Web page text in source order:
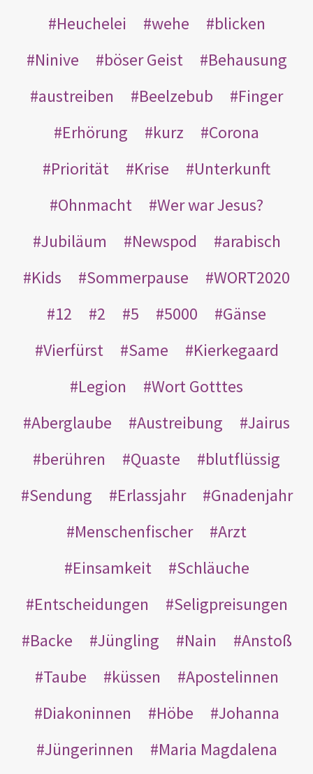
Heuchelei wehe
blicken
Ninive
böser Geist
Behausung
austreiben
Beelzebub
Finger
Erhörung
kurz
Corona
Priorität
Krise
Unterkunft
Ohnmacht
Wer war Jesus?
Jubiläum
Newspod
arabisch
Kids
Sommerpause
WORT2020
12
2 5 5000
Gänse
Vierfürst
Same
Kierkegaard
Legion
Wort Gotttes
Aberglaube
Austreibung
Jairus
berühren
Quaste
blutflüssig
Sendung
Erlassjahr
Gnadenjahr
Menschenfischer
Arzt
Einsamkeit
Schläuche
Entscheidungen
Seligpreisungen
Backe
Jüngling Nain
Anstoß
Taube
küssen
Apostelinnen
Diakoninnen
Höbe
Johanna
Jüngerinnen
Maria Magdalena